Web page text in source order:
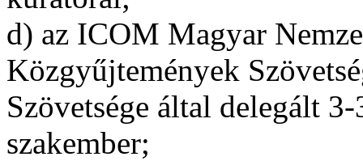
d) az ICOM Magyar
Közgyűjtemények
Szövetsége által delegált
szakember;